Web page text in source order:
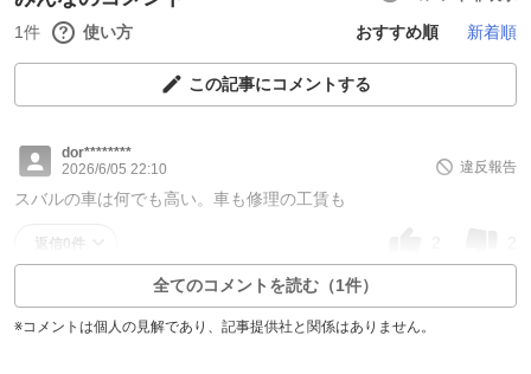
1件 使い方 おすすめ順 新着順
この記事にコメントする
dor********
2026/6/05 22:10
違反報告
スバルの車は何でも高い。車も修理の工賃も
返信0件
全てのコメントを読む（1件）
※コメントは個人の見解であり、記事提供社と関係はありません。